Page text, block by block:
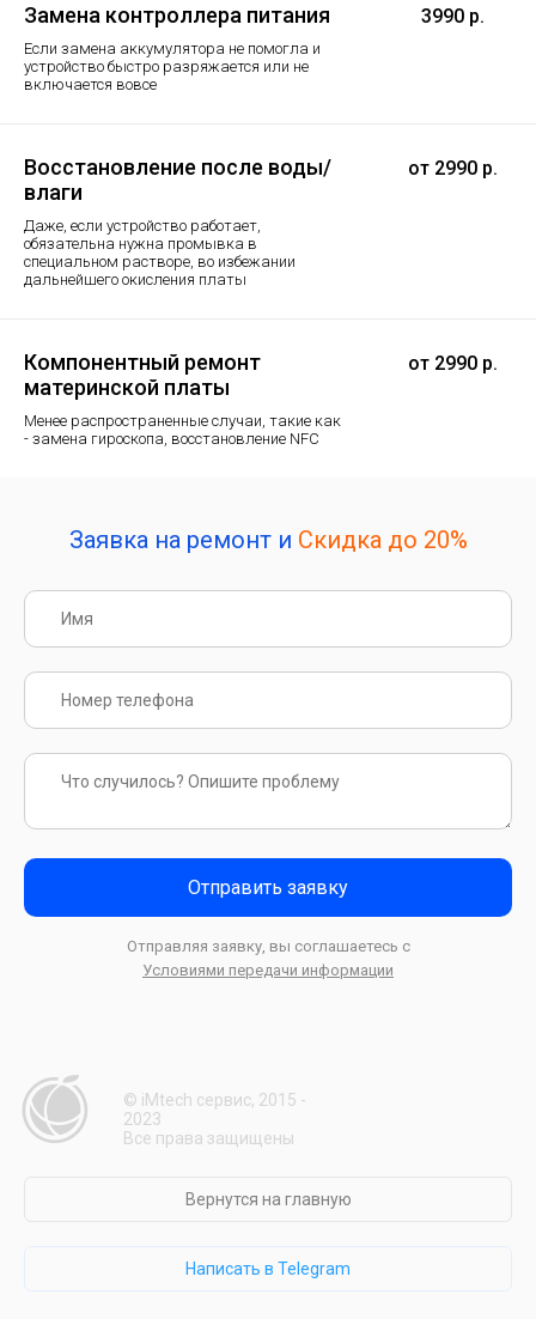
Замена контроллера питания
Если замена аккумулятора не помогла и
устройство быстро разряжается или не
включается вовсе
3990 р.
Восстановление после воды/
влаги
Даже, если устройство работает,
обязательна нужна промывка в
специальном растворе, во избежании
дальнейшего окисления платы
от 2990 р.
Компонентный ремонт
материнской платы
Менее распространенные случаи, такие как
- замена гироскопа, восстановление NFC
от 2990 р.
Заявка на ремонт и Скидка до 20%
Отправить заявку
Отправляя заявку, вы соглашаетесь с
Условиями передачи информации
© iMtech сервис, 2015 -
2023
Все права защищены
Вернутся на главную
Написать в Telegram